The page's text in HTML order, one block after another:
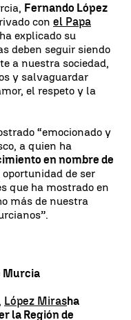
Fernando López
con el Papa
explicado su
deben seguir siendo
a nuestra sociedad,
y salvaguardar
el respeto y la
“emocionado y
a quien ha
en nombre de
de ser
que ha mostrado en
más de nuestra
Murcia
López Mirasha
la Región de